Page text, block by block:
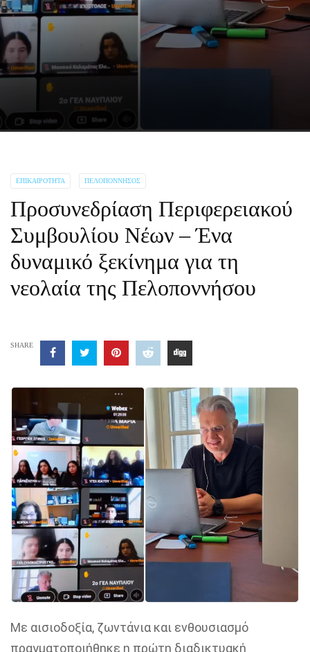
ΕΠΙΚΑΙΡΌΤΗΤΑ ΠΕΛΟΠΌΝΝΗΣΟΣ
Προσυνεδρίαση Περιφερειακού
Συμβουλίου Νέων – Ένα
δυναμικό ξεκίνημα για τη
νεολαία της Πελοποννήσου
SHARE
Με αισιοδοξία, ζωντάνια και ενθουσιασμό
πραγματοποιήθηκε η πρώτη διαδικτυακή